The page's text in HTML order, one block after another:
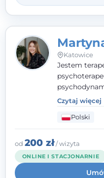
Katowice
Jestem
jest dla mnie
właśnie ta
źródła
niż dotąd.
Czytaj więcej
Polski
od 200 zł/ wizyta
ONLINE I STACJONARNIE